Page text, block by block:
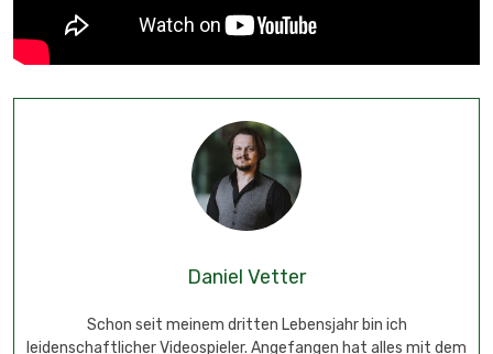
Daniel Vetter
Schon seit meinem dritten Lebensjahr bin ich
leidenschaftlicher Videospieler. Angefangen hat alles mit dem